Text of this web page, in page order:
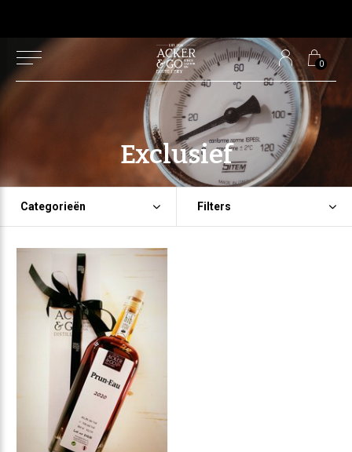
0
Exclusief
Categorieën Filters